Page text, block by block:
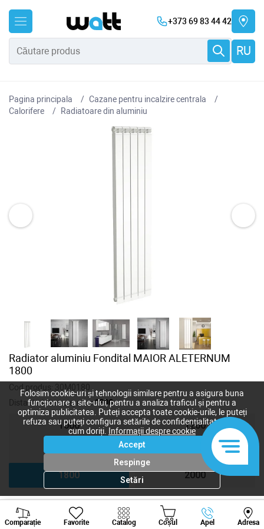
+373 69 83 44 42
RU
Pagina principala
Cazane pentru incalzire centrala
Сalorifere
Radiatoare din aluminiu
Radiator aluminiu Fondital MAIOR ALETERNUM
1800
Cod produs: 30M0180
Distanta intre axe, mm:1800
1000 1200
1800 2000
2 796
Comparație Favorite Catalog Coșul Apel Adresa
Viber Whatsapp
Folosim cookie-uri și tehnologii similare pentru a asigura buna
funcționare a site-ului, pentru a analiza traficul și pentru a
optimiza publicitatea. Puteți accepta toate cookie-urile, le puteți
refuza sau puteți configura setările de confidențialitate după
cum doriți.
Informații despre cookie
Accept
Respinge
Setări